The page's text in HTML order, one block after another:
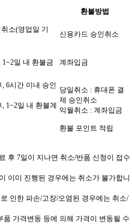
환불방법
소(영업일 기
신용카드 승인취소
일 내 환불금
계좌입금
6시간 이내 승인
1~2일 내 환불계
당일취소 : 휴대폰 결
제 승인취소
익월취소 : 계좌입금
환불 포인트 적립
후 7일이 지나면 취소/반품 신청이 접수
이미 진행된 경우에는 취소가 불가합니
인한 파손/고장/오염된 경우에는 취소/
가격변동 등에 의해 가격이 변동될 수